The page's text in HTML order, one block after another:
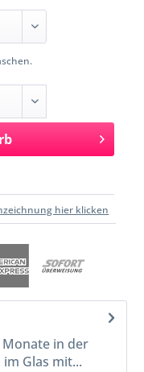
hier klicken
Monate in der
Glas mit...